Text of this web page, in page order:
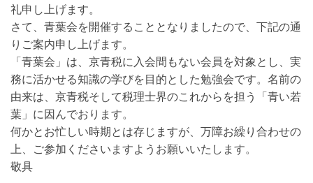
礼申し上げます。
さて、青葉会を開催することとなりましたので、下記の通
りご案内申し上げます。
「青葉会」は、京青税に入会間もない会員を対象とし、実
務に活かせる知識の学びを目的とした勉強会です。名前の
由来は、京青税そして税理士界のこれからを担う「青い若
葉」に因んでおります。
何かとお忙しい時期とは存じますが、万障お繰り合わせの
上、ご参加くださいますようお願いいたします。
敬具